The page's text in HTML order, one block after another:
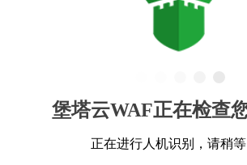
堡塔云WAF正在检查
正在进行人机识别，请稍